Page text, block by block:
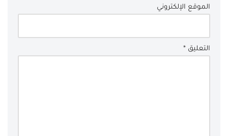
الموقع الإلكتروني
التعليق *